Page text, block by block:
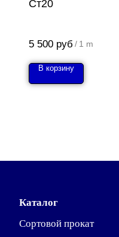
Ст20
5 500 руб / 1 m
В корзину
Каталог
Сортовой прокат